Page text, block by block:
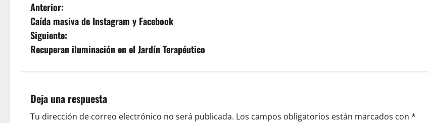
Anterior:
Caída masiva de Instagram y Facebook
Siguiente:
Recuperan iluminación en el Jardín Terapéutico
Deja una respuesta
Tu dirección de correo electrónico no será publicada. Los campos obligatorios están marcados con *